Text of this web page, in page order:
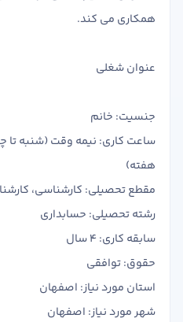
همکاری می کند.
عنوان شغلی
جنسیت: خانم
ساعت کاری: نیمه وقت (شنبه تا
هفته)
مقطع تحصیلی: کارشناسی،
رشته تحصیلی: حسابداری
سابقه کاری: 4 سال
حقوق: توافقی
استان مورد نیاز: اصفهان
شهر مورد نیاز: اصفهان